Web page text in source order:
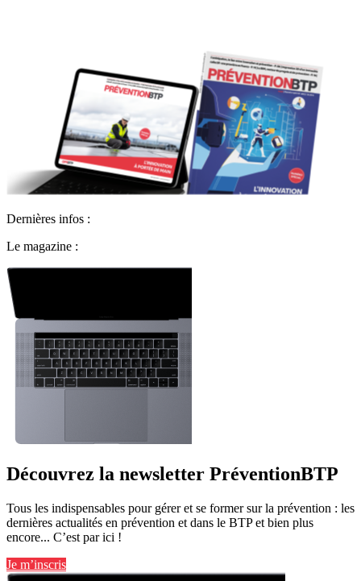
Dernières infos :
Le magazine :
Découvrez la newsletter PréventionBTP
Tous les indispensables pour gérer et se former sur la prévention : les
dernières actualités en prévention et dans le BTP et bien plus
encore... C’est par ici !
Je m’inscris